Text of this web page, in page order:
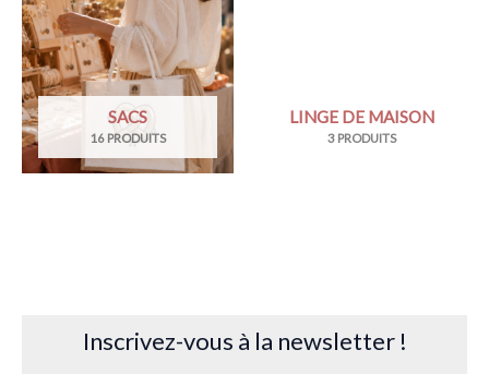
SACS
16 PRODUITS
LINGE DE MAISON
3 PRODUITS
Inscrivez-vous à la newsletter !